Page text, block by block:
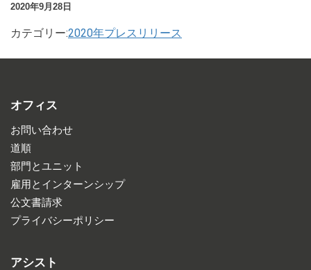
2020年9月28日
カテゴリー:2020年プレスリリース
オフィス
お問い合わせ
道順
部門とユニット
雇用とインターンシップ
公文書請求
プライバシーポリシー
アシスト